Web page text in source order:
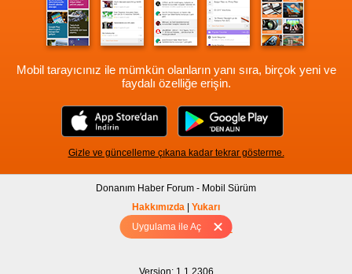
Uygulama ile Aç
Mobil tarayıcınız ile mümkün olanların yanı sıra, birçok yeni ve
faydalı özelliğe erişin.
Gizle ve güncelleme çıkana kadar tekrar gösterme.
Donanım Haber Forum - Mobil Sürüm
Hakkımızda | Yukarı
Tam sürüm için Tıklayınız
Version: 1.1.2306